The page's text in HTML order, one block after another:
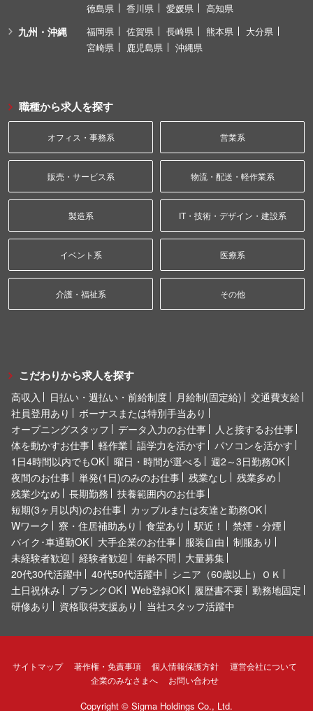
徳島県
香川県 愛媛県 高知県
九州・沖縄 福岡県 佐賀県 長崎県 熊本県
大分県
宮崎県
鹿児島県 沖縄県
職種から求人を探す
オフィス・事務系 営業系
販売・サービス系 物流・配送・軽作業系
製造系 IT・技術・デザイン・建設系
イベント系 医療系
介護・福祉系 その他
こだわりから求人を探す
高収入 日払い・週払い・前給制度 月給制(固定給)
交通費支給
社員登用あり
ボーナスまたは特別手当あり
オープニングスタッフ
データ入力のお仕事
人と接するお仕事
体を動かすお仕事
軽作業 語学力を活かす
パソコンを活かす
1日4時間以内でもOK
曜日・時間が選べる
週2～3日勤務OK
夜間のお仕事
単発(1日)のみのお仕事 残業なし
残業多め
残業少なめ
長期勤務
扶養範囲内のお仕事
短期(3ヶ月以内)のお仕事
カップルまたは友達と勤務OK
Wワーク
寮・住居補助あり 食堂あり 駅近！
禁煙・分煙
バイク･車通勤OK
大手企業のお仕事 服装自由
制服あり
未経験者歓迎
経験者歓迎 年齢不問
大量募集
20代30代活躍中
40代50代活躍中
シニア（60歳以上）ＯＫ
土日祝休み
ブランクOK Web登録OK 履歴書不要
勤務地固定
研修あり
資格取得支援あり 当社スタッフ活躍中
サイトマップ 著作権・免責事項 個人情報保護方針
運営会社について
企業のみなさまへ
お問い合わせ
Copyright © Sigma Holdings Co., Ltd.